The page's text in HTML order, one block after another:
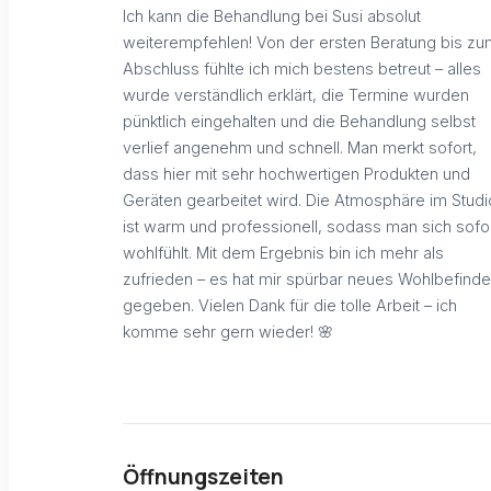
Ich kann die Behandlung bei Susi absolut
weiterempfehlen! Von der ersten Beratung bis
Abschluss fühlte ich mich bestens betreut – alles
wurde verständlich erklärt, die Termine wurden
pünktlich eingehalten und die Behandlung selbst
verlief angenehm und schnell. Man merkt sofort,
dass hier mit sehr hochwertigen Produkten und
Geräten gearbeitet wird. Die Atmosphäre im
ist warm und professionell, sodass man sich
wohlfühlt. Mit dem Ergebnis bin ich mehr als
zufrieden – es hat mir spürbar neues
gegeben. Vielen Dank für die tolle Arbeit – ich
komme sehr gern wieder! 🌸
Öffnungszeiten